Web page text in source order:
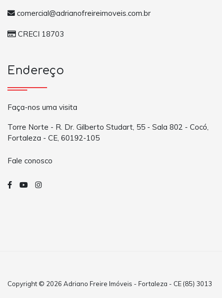
comercial@adrianofreireimoveis.com.br
CRECI 18703
Endereço
Faça-nos uma visita
Torre Norte - R. Dr. Gilberto Studart, 55 - Sala 802 - Cocó,
Fortaleza - CE, 60192-105
Fale conosco
Copyright © 2026 Adriano Freire Imóveis - Fortaleza - CE (85) 3013